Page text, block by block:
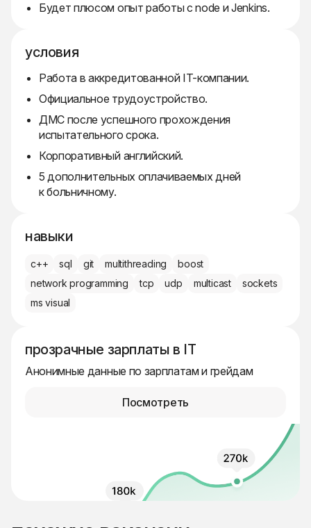
Будет плюсом опыт работы с node и Jenkins.
условия
Работа в аккредитованной IT-компании.
Официальное трудоустройство.
ДМС после успешного прохождения
испытательного срока.
Корпоративный английский.
5 дополнительных оплачиваемых дней
к больничному.
навыки
c++ sql git multithreading
boost
network programming
tcp udp multicast
sockets
ms visual
прозрачные зарплаты в IT
Анонимные данные по зарплатам и грейдам
Посмотреть